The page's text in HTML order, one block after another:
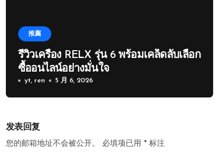
推薦
รีวิวเครื่อง RELX รุ่น 6 พร้อมเคล็ดลับเลือก
ซื้ออนไลน์อย่างมั่นใจ
yt, ren 5 月 6, 2026
发表回复
您的邮箱地址不会被公开。 必填项已用 * 标注